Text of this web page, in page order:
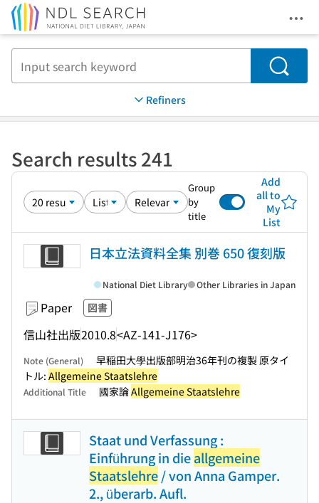
Search
Refiners
Search results 241
Group
by
title
Add
all to
My
List
日本立法資料全集 別巻 650 復刻版
Paper 図書
信山社出版2010.8<AZ-141-J176>
National Diet Library Other Libraries in Japan
Note (General)
早稲田大學出版部明治36年刊の複製 原タイ
トル: Allgemeine Staatslehre
Additional Title 國家論Allgemeine Staatslehre
Staat und Verfassung :
Einführung in dieallgemeine
Staatslehre/ von Anna Gamper.
2., überarb. Aufl.